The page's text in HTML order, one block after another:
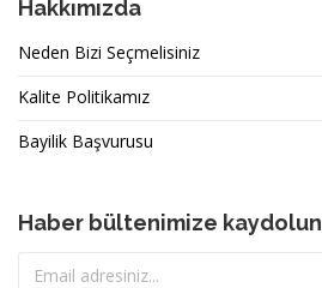
Hakkımızda
Neden Bizi Seçmelisiniz
Kalite Politikamız
Bayilik Başvurusu
Haber bültenimize kaydolun